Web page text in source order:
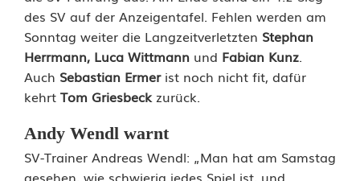
i
t
e
r
S
V
des SV auf der Anzeigentafel. Fehlen werden am
Sonntag weiter die Langzeitverletzten Stephan
Herrmann, Luca Wittmann und Fabian Kunz.
Auch Sebastian Ermerist noch nicht fit, dafür
kehrt Tom Griesbeckzurück.
Andy Wendl warnt
SV-Trainer Andreas Wendl: „Man hat am Samstag
gesehen, wie schwierig jedes Spiel ist, und